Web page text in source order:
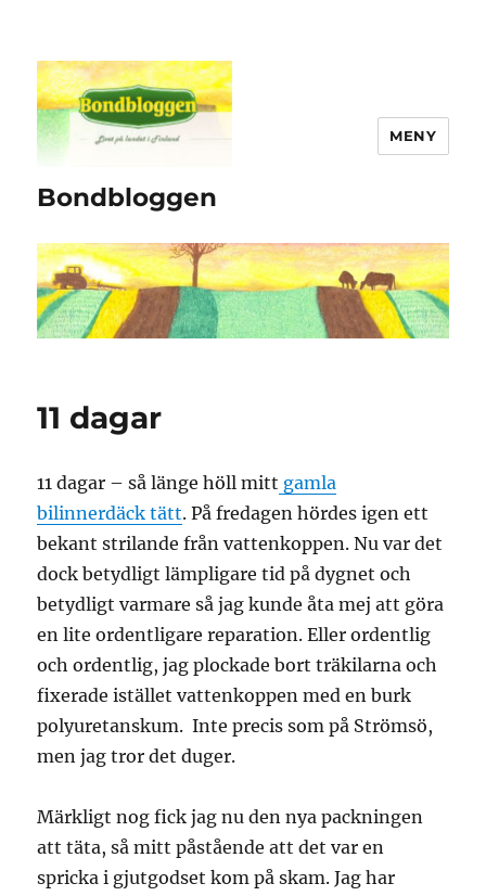
Bondbloggen
MENY
11 dagar
11 dagar – så länge höll mitt gamla
bilinnerdäck tätt. På fredagen hördes igen ett
bekant strilande från vattenkoppen. Nu var det
dock betydligt lämpligare tid på dygnet och
betydligt varmare så jag kunde åta mej att göra
en lite ordentligare reparation. Eller ordentlig
och ordentlig, jag plockade bort träkilarna och
fixerade istället vattenkoppen med en burk
polyuretanskum. Inte precis som på Strömsö,
men jag tror det duger.
Märkligt nog fick jag nu den nya packningen
att täta, så mitt påstående att det var en
spricka i gjutgodset kom på skam. Jag har